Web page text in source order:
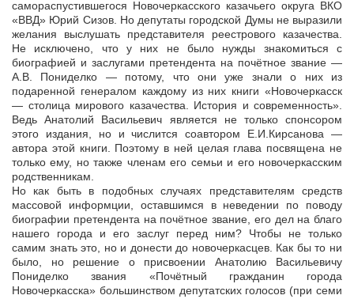
самораспустившегося Новочеркасского казачьего округа ВКО
«ВВД» Юрий Сизов. Но депутаты городской Думы не выразили
желания выслушать представителя реестрового казачества.
Не исключено, что у них не было нужды знакомиться с
биографией и заслугами претендента на почётное звание —
А.В. Пониделко — потому, что они уже знали о них из
подаренной генералом каждому из них книги «Новочеркасск
— столица мирового казачества. История и современность».
Ведь Анатолий Васильевич является не только спонсором
этого издания, но и числится соавтором Е.И.Кирсанова —
автора этой книги. Поэтому в ней целая глава посвящена не
только ему, но также членам его семьи и его новочеркасским
родственникам.
Но как быть в подобных случаях представителям средств
массовой информции, оставшимся в неведении по поводу
биографии претендента на почётное звание, его дел на благо
нашего города и его заслуг перед ним? Чтобы не только
самим знать это, но и донести до новочеркасцев. Как бы то ни
было, но решение о присвоении Анатолию Васильевичу
Пониделко звания «Почётный гражданин города
Новочеркасска» большинством депутатских голосов (при семи